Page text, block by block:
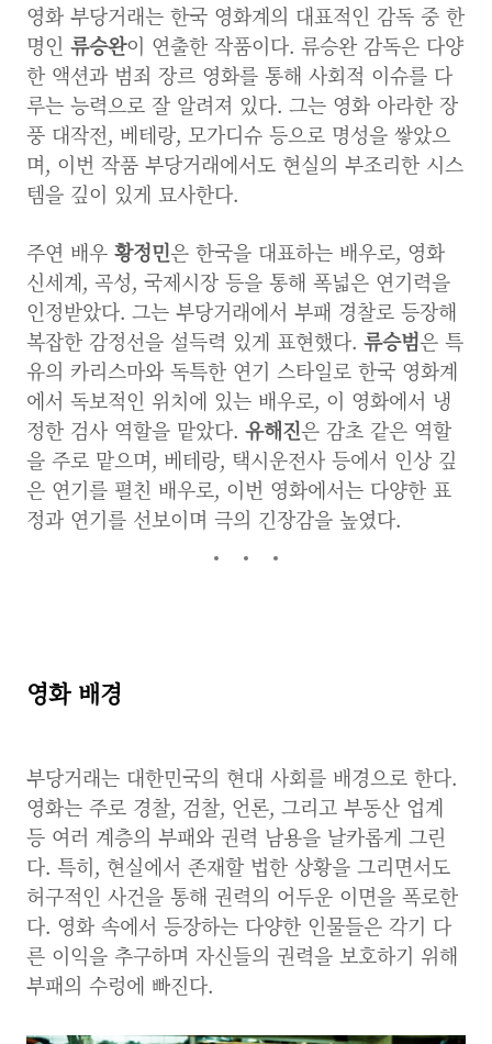
영화 부당거래는 한국 영화계의 대표적인 감독 중 한
명인 류승완이 연출한 작품이다. 류승완 감독은 다양
한 액션과 범죄 장르 영화를 통해 사회적 이슈를 다
루는 능력으로 잘 알려져 있다. 그는 영화 아라한 장
풍 대작전, 베테랑, 모가디슈 등으로 명성을 쌓았으
며, 이번 작품 부당거래에서도 현실의 부조리한 시스
템을 깊이 있게 묘사한다.
주연 배우 황정민은 한국을 대표하는 배우로, 영화
신세계, 곡성, 국제시장 등을 통해 폭넓은 연기력을
인정받았다. 그는 부당거래에서 부패 경찰로 등장해
복잡한 감정선을 설득력 있게 표현했다. 류승범은 특
유의 카리스마와 독특한 연기 스타일로 한국 영화계
에서 독보적인 위치에 있는 배우로, 이 영화에서 냉
정한 검사 역할을 맡았다. 유해진은 감초 같은 역할
을 주로 맡으며, 베테랑, 택시운전사 등에서 인상 깊
은 연기를 펼친 배우로, 이번 영화에서는 다양한 표
정과 연기를 선보이며 극의 긴장감을 높였다.
영화 배경
부당거래는 대한민국의 현대 사회를 배경으로 한다.
영화는 주로 경찰, 검찰, 언론, 그리고 부동산 업계
등 여러 계층의 부패와 권력 남용을 날카롭게 그린
다. 특히, 현실에서 존재할 법한 상황을 그리면서도
허구적인 사건을 통해 권력의 어두운 이면을 폭로한
다. 영화 속에서 등장하는 다양한 인물들은 각기 다
른 이익을 추구하며 자신들의 권력을 보호하기 위해
부패의 수렁에 빠진다.